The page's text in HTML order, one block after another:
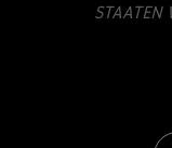
STAATEN